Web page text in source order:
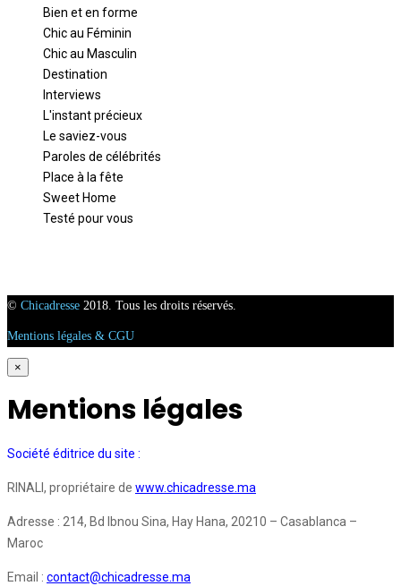
Bien et en forme
Chic au Féminin
Chic au Masculin
Destination
Interviews
L'instant précieux
Le saviez-vous
Paroles de célébrités
Place à la fête
Sweet Home
Testé pour vous
© Chicadresse 2018. Tous les droits réservés.
Mentions légales & CGU
×
Mentions légales
Société éditrice du site :
RINALI, propriétaire de www.chicadresse.ma
Adresse : 214, Bd Ibnou Sina, Hay Hana, 20210 – Casablanca –
Maroc
Email : contact@chicadresse.ma